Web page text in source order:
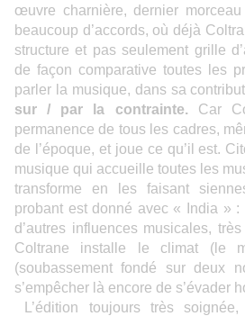
œuvre charnière, dernier
beaucoup d’accords, où déjà
structure et pas seulement grille
de façon comparative toutes les
parler la musique, dans sa
sur / par la contrainte.
Car
permanence de tous les cadres,
de l’époque, et joue ce qu’il est.
musique qui accueille toutes les
transforme en les faisant
probant est donné avec « India » :
d’autres influences musicales,
Coltrane installe le climat (le
(soubassement fondé sur deux
s’empêcher là encore de s’évader
L’édition toujours très